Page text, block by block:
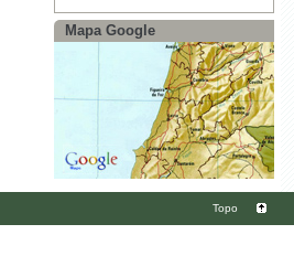
Mapa Google
Topo